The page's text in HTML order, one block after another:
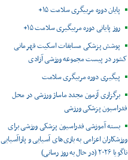
پایان دوره مربیگری سلامت ۱۵+
روز پایانی دوره مربیگیری سلامت ۱۵+
پوشش پزشکی مسابقات اسکیت قهرمانی
کشور در پیست مجموعه ورزشی آزادی
پیگیری دوره مربیگری سلامت
برگزاری آزمون مجدد ماساژ ورزشی در محل
فدراسیون پزشکی ورزشی
بسته آموزشی فدراسیون پزشکی ورزشی برای
ورزشکاران اعزامی به بازی‌های آسیایی و پاراآسیایی
ناگویا ۲۰۲۶ (در حال به روز رسانی)